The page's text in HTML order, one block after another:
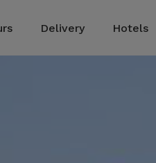
Delivery Hotels